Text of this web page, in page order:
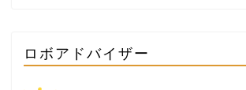
ロボアドバイザー